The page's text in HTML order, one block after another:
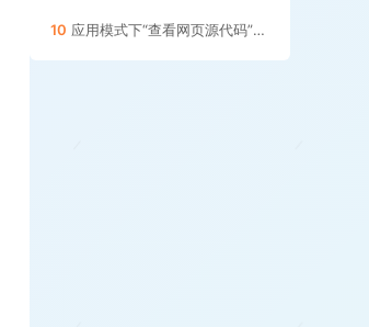
10 应用模式下“查看网页源代码”，可以找到多维表格后台的数据链接